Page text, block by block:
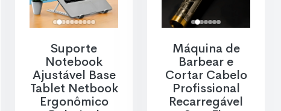
Suporte
Notebook
Ajustável Base
Tablet Netbook
Ergonômico
Máquina de
Barbear e
Cortar Cabelo
Profissional
Recarregável